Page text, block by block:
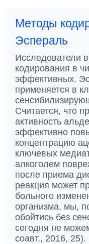
Методы
Эспераль
Исследователи
кодирования в
эффективных.
применяется в
Считается, что
активность
эффективно
концентрацию
ключевых
алкоголем
после приема
реакция может
больного
организма, мы,
обойтись без
сегодня не
соавт., 2016, 25).